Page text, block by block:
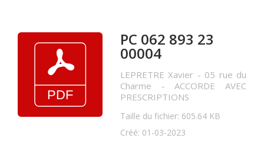
PC 062 893 23
00004
LEPRETRE Xavier - 05 rue du
Charme - ACCORDE AVEC
PRESCRIPTIONS
Taille du fichier: 605.64 KB
Créé: 01-03-2023